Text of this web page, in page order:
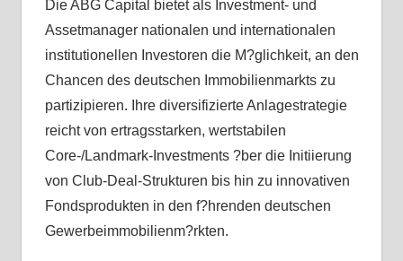
Die ABG Capital bietet als Investment- und
Assetmanager nationalen und internationalen
institutionellen Investoren die M?glichkeit, an den
Chancen des deutschen Immobilienmarkts zu
partizipieren. Ihre diversifizierte Anlagestrategie
reicht von ertragsstarken, wertstabilen
Core-/Landmark-Investments ?ber die Initiierung
von Club-Deal-Strukturen bis hin zu innovativen
Fondsprodukten in den f?hrenden deutschen
Gewerbeimmobilienm?rkten.